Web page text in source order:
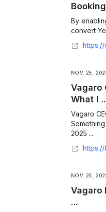
By
convert
https://www.morningstar.com/
NOV. 25,
Vagaro
What I
Vagaro
Something
2025 ...
https://
NOV. 25,
Vagaro
...